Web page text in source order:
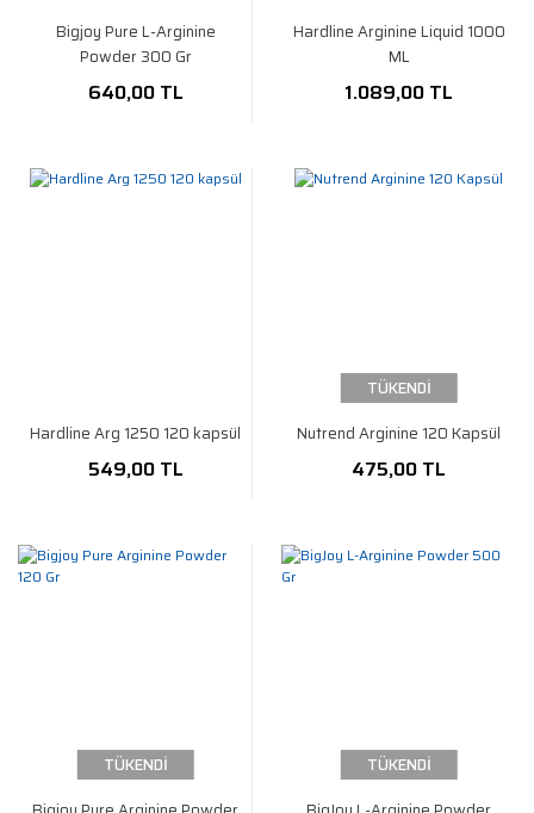
Bigjoy Pure L-Arginine
Powder 300 Gr
640,00 TL
Hardline Arginine Liquid 1000
ML
1.089,00 TL
Hardline Arg 1250 120 kapsül
549,00 TL
TÜKENDİ
Nutrend Arginine 120 Kapsül
475,00 TL
TÜKENDİ
TÜKENDİ